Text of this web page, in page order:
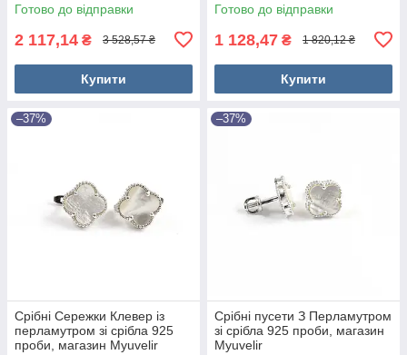
Готово до відправки
2 117,14 ₴ 3 528,57 ₴
Купити
Готово до відправки
1 128,47 ₴ 1 820,12 ₴
Купити
–37%
Срібні Сережки Клевер із
перламутром зі срібла 925
проби, магазин Myuvelir
–37%
Срібні пусети З Перламутром
зі срібла 925 проби, магазин
Myuvelir